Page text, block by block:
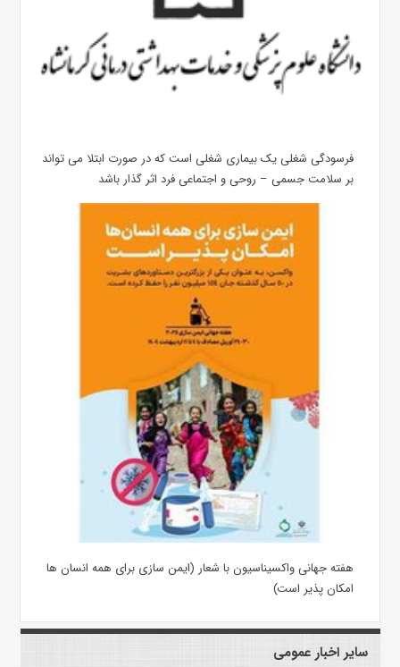
فرسودگی شغلی یک بیماری شغلی است که در صورت ابتلا می تواند
بر سلامت جسمی – روحی و اجتماعی فرد اثر گذار باشد
هفته جهانی واکسیناسیون با شعار (ایمن سازی برای همه انسان ها
امکان پذیر است)
سایر اخبار عمومی